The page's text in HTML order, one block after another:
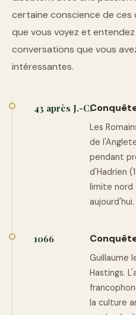
certaine conscience de ces
que vous voyez et entendez
conversations que vous
intéressantes.
43 après J.-C.
Les
de
pendant
d'Hadrien
limite nord
aujourd'hui.
1066
Guillaume
Hastings.
la culture